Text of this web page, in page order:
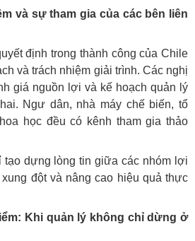
và sự tham gia của các bên liên
định trong thành công của Chile
và trách nhiệm giải trình. Các nghị
giá nguồn lợi và kế hoạch quản lý
Ngư dân, nhà máy chế biến, tổ
học đều có kênh tham gia thảo
tạo dựng lòng tin giữa các nhóm lợi
đột và nâng cao hiệu quả thực
Khi quản lý không chỉ dừng ở